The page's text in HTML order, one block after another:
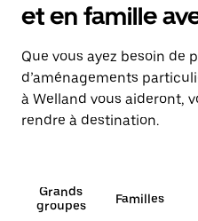
et en famille
Que vous ayez besoin de
d’aménagements
à Welland vous aideront,
rendre à destination.
Grands
groupes
Familles